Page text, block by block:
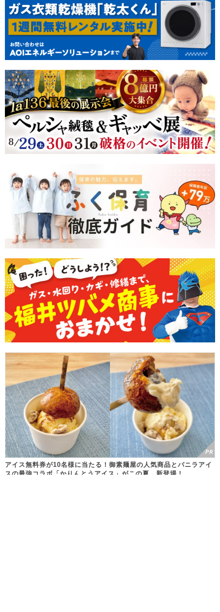
アイス無料券が10名様に当たる！御素麺屋の人気商品とバニラアイ
スの最強コラボ「かりんとうアイス」がこの夏、新登場！